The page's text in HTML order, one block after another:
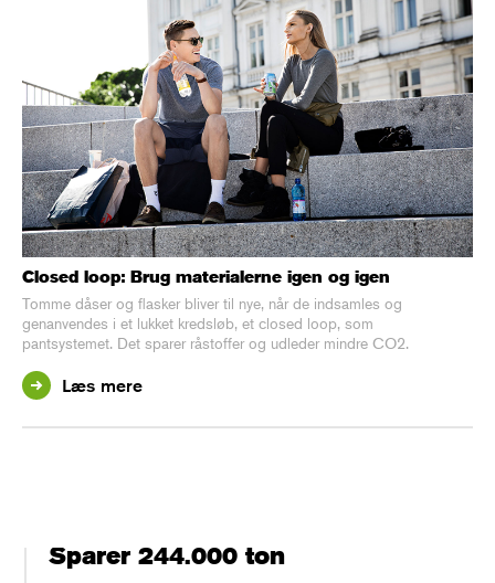
Closed loop: Brug materialerne igen og igen
Tomme dåser og flasker bliver til nye, når de indsamles og
genanvendes i et lukket kredsløb, et closed loop, som
pantsystemet. Det sparer råstoffer og udleder mindre CO2.
Læs mere
Sparer 244.000 ton